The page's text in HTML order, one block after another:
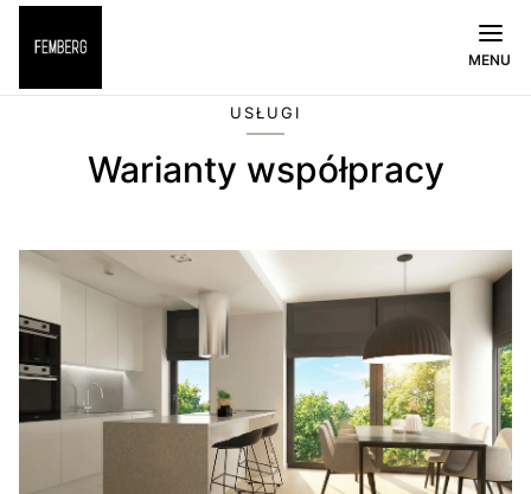
MENU
USŁUGI
Warianty współpracy